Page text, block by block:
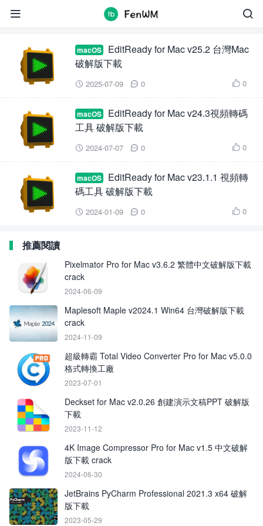


macOS
EditReady for Mac v25.2 台灣Mac
破解版下載
 2025-07-09  0  0
macOS
EditReady for Mac v24.3視頻轉碼
工具 破解版下載
 2024-07-07  0  0
macOS
EditReady for Mac v23.1.1 視頻轉
碼工具 破解版下載
 2024-01-09  0  0
推薦閱讀
Pixelmator Pro for Mac v3.6.2 繁體中文破解版下載
crack
2024-06-09
Maplesoft Maple v2024.1 Win64 台灣破解版下載
crack
2024-11-09
超級轉霸 Total Video Converter Pro for Mac v5.0.0
格式轉換工‪廠
2023-07-01
Deckset for Mac v2.0.26 創建演示文稿PPT 破解版
下載
2023-11-12
4K Image Compressor Pro for Mac v1.5 中文破解
版下載 crack
2024-06-30
JetBrains PyCharm Professional 2021.3 x64 破解
版下載
2023-05-29